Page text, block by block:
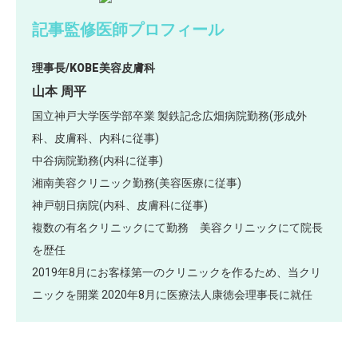
記事監修医師プロフィール
理事長/KOBE美容皮膚科
山本 周平
国立神戸大学医学部卒業 製鉄記念広畑病院勤務(形成外
科、皮膚科、内科に従事)
中谷病院勤務(内科に従事)
湘南美容クリニック勤務(美容医療に従事)
神戸朝日病院(内科、皮膚科に従事)
複数の有名クリニックにて勤務 美容クリニックにて院長
を歴任
2019年8月にお客様第一のクリニックを作るため、当クリ
ニックを開業 2020年8月に医療法人康徳会理事長に就任